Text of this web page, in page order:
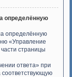
определённую
определённую
«Управление
страницы
ответа» при